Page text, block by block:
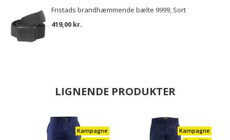
Fristads brandhæmmende bælte 9999, Sort
419,00 kr.
LIGNENDE PRODUKTER
Kampagne
Kampagne